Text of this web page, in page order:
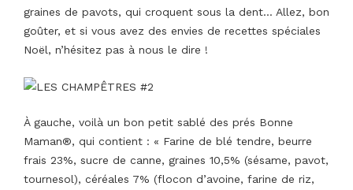
graines de pavots, qui croquent sous la dent… Allez, bon
goûter, et si vous avez des envies de recettes spéciales
Noël, n’hésitez pas à nous le dire !
À gauche, voilà un bon petit sablé des prés Bonne
Maman®, qui contient : « Farine de blé tendre, beurre
frais 23%, sucre de canne, graines 10,5% (sésame, pavot,
tournesol), céréales 7% (flocon d’avoine, farine de riz,